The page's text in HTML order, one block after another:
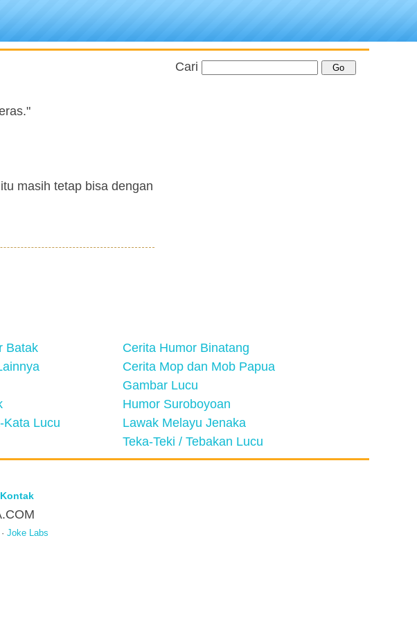
masih tetap bisa dengan
Cari
Batak
Cerita Humor Binatang
Cerita Mop dan Mob Papua
Gambar Lucu
Humor Suroboyoan
Kata Lucu
Lawak Melayu Jenaka
Teka-Teki / Tebakan Lucu
Kontak
· Joke Labs